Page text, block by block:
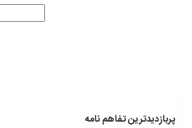
پربازدیدترین تفاهم نامه